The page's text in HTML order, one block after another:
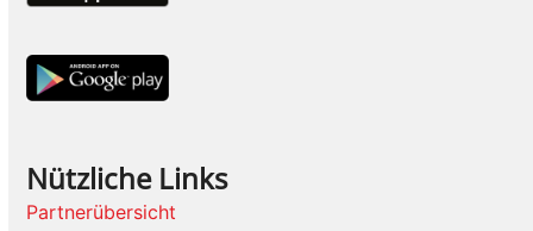
Nützliche Links
Partnerübersicht